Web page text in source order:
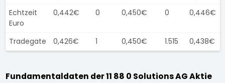
Echtzeit
Euro
0,442€ 0 0,450€ 0 0,446€
Tradegate 0,426€ 1 0,450€ 1.515 0,438€
Fundamentaldaten der 11 88 0 Solutions AG Aktie